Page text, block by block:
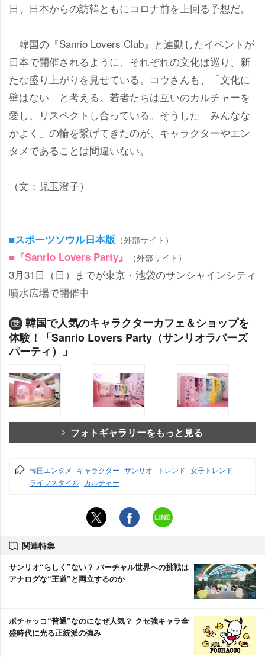
日、日本からの訪韓ともにコロナ前を上回る予想だ。
韓国の『Sanrio Lovers Club』と連動したイベントが
日本で開催されるように、それぞれの文化は巡り、新
たな盛り上がりを見せている。コウさんも、「文化に
壁はない」と考える。若者たちは互いのカルチャーを
愛し、リスペクトし合っている。そうした「みんなな
かよく」の輪を繋げてきたのが、キャラクターやエン
タメであることは間違いない。
（文：児玉澄子）
■スポーツソウル日本版 （外部サイト）
■『Sanrio Lovers Party』 （外部サイト）
3月31日（日）までが東京・池袋のサンシャインシティ
噴水広場で開催中
韓国で人気のキャラクターカフェ＆ショップを
体験！「Sanrio Lovers Party（サンリオラバーズ
パーティ）」
フォトギャラリーをもっと見る
韓国エンタメ キャラクター サンリオ トレンド 女子トレンド
ライフスタイル カルチャー
関連特集
サンリオ“らしく”ない？ バーチャル世界への挑戦は
アナログな“王道”と両立するのか
ポチャッコ“普通”なのになぜ人気？ クセ強キャラ全
盛時代に光る正統派の強み